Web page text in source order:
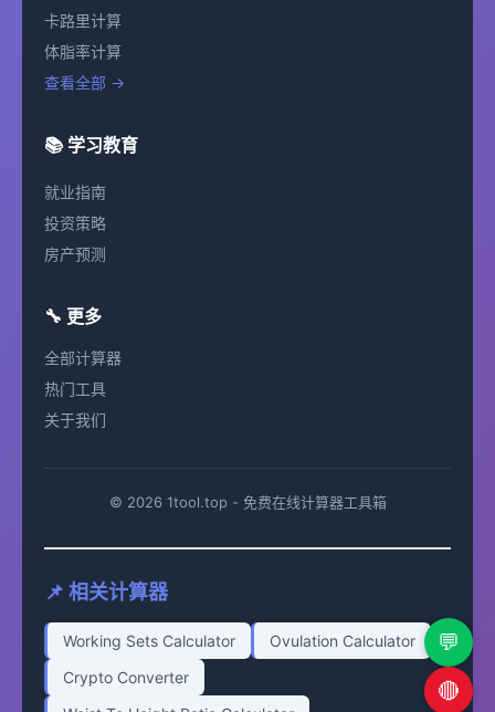
💬
🔴
卡路里计算
体脂率计算
查看全部 →
📚 学习教育
就业指南
投资策略
房产预测
🔧 更多
全部计算器
热门工具
关于我们
© 2026 1tool.top - 免费在线计算器工具箱
📌 相关计算器
Working Sets Calculator
Ovulation Calculator
Crypto Converter